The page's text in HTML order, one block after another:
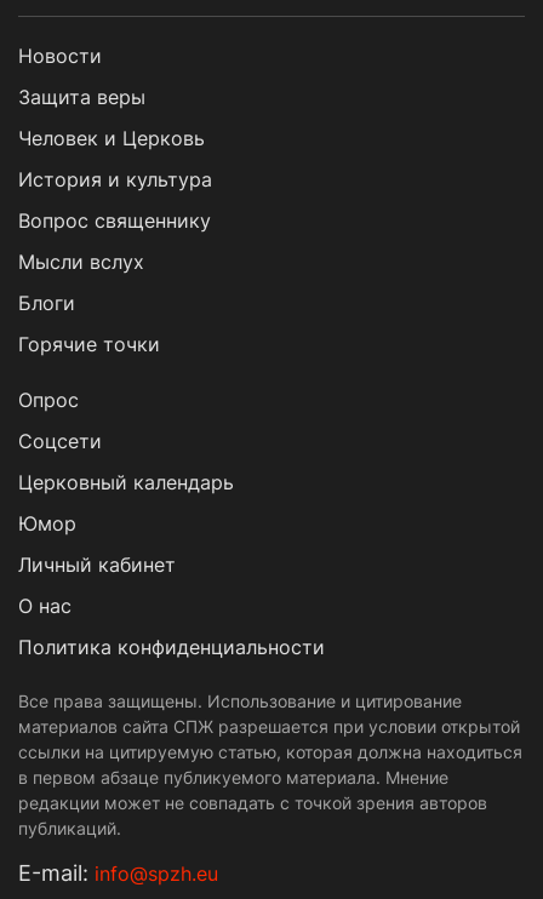
Новости
Защита веры
Человек и Церковь
История и культура
Вопрос священнику
Мысли вслух
Блоги
Горячие точки
Опрос
Cоцсети
Церковный календарь
Юмор
Личный кабинет
О нас
Политика конфиденциальности
Все права защищены. Использование и цитирование
материалов сайта СПЖ разрешается при условии открытой
ссылки на цитируемую статью, которая должна находиться
в первом абзаце публикуемого материала. Мнение
редакции может не совпадать с точкой зрения авторов
публикаций.
Е-mail: info@spzh.eu